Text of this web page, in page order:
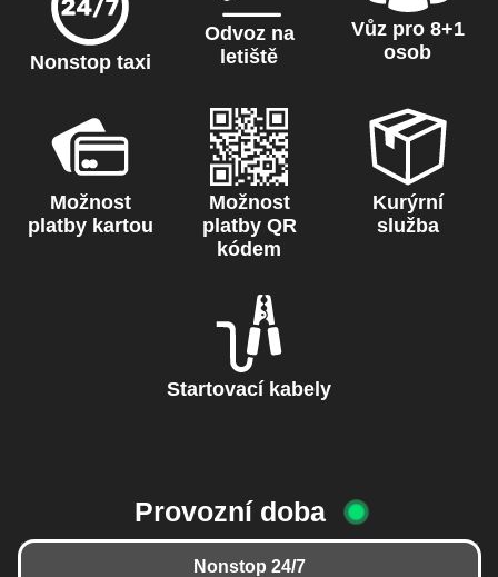
Nonstop taxi
Odvoz na
letiště
Vůz pro 8+1
osob
Možnost
platby kartou
Možnost
platby QR
kódem
Kurýrní
služba
Startovací kabely
Provozní doba
Nonstop 24/7